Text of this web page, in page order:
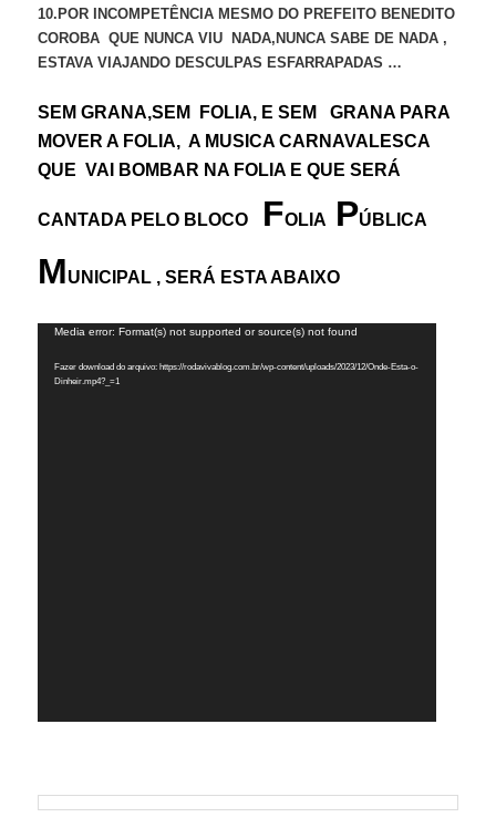
10.POR INCOMPETÊNCIA MESMO DO PREFEITO BENEDITO
COROBA QUE NUNCA VIU NADA,NUNCA SABE DE NADA ,
ESTAVA VIAJANDO DESCULPAS ESFARRAPADAS …
SEM GRANA,SEM FOLIA, E SEM GRANA PARA
MOVER A FOLIA, A MUSICA CARNAVALESCA
QUE VAI BOMBAR NA FOLIA E QUE SERÁ
CANTADA PELO BLOCO FOLIA PÚBLICA
MUNICIPAL , SERÁ ESTA ABAIXO
Tocador
vídeo
Media error: Format(s) not supported or source(s) not found
Fazer download do arquivo: https://rodavivablog.com.br/wp-content/uploads/2023/12/Onde-Esta-o-
Dinheir.mp4?_=1